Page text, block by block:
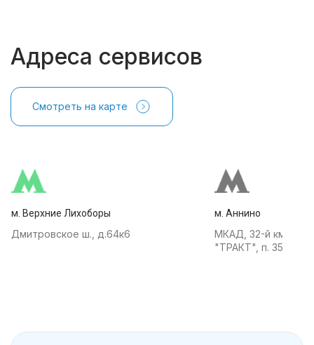
Адреса сервисов
Смотреть на карте
м. Верхние Лихоборы
Дмитровское ш., д.64к6
м. Аннино
МКАД, 32-й км, АТК
"ТРАКТ", п. 35